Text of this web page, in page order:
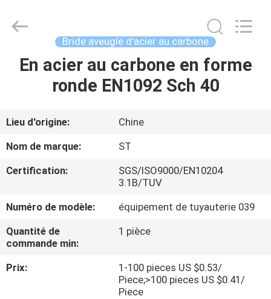
APERÇU
VIDÉOS
VR
SHOW
A
PROPOS
Reserved.
Developed
Bride aveugle d'acier au carbone
En acier au carbone en forme
ronde EN1092 Sch 40
Lieu d'origine:
Chine
Nom de marque:
ST
Certification:
SGS/ISO9000/EN10204
3.1B/TUV
Numéro de modèle:
équipement de tuyauterie 039
Quantité de
commande min:
1 pièce
Prix:
1-100 pieces US $0.53/
Piece;>100 pieces US $0.41/
Piece